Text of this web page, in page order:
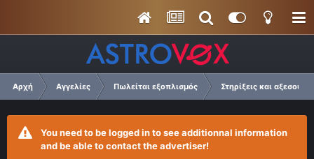
Αρχή Αγγελίες Πωλείται εξοπλισμός Στηρίξεις και αξεσουάρ
You need to be logged in to see additionnal information
and be able to contact the advertiser!